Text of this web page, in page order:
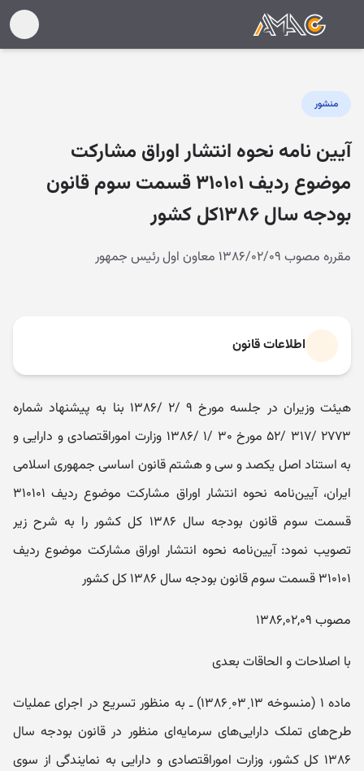
منشور
آیین نامه نحوه انتشار اوراق مشارکت
موضوع ردیف ۳۱۰۱۰۱ قسمت سوم قانون
بودجه سال ۱۳۸۶کل کشور
مقرره مصوب ۱۳۸۶/۰۲/۰۹ معاون اول رئیس جمهور
اطلاعات قانون
هیئت‌ وزیران در جلسه مورخ ۹ /۲ /۱۳۸۶ بنا به پیشنهاد شماره
۲۷۷۳ /۳۱۷ /۵۲ مورخ ۳۰ /۱ /۱۳۸۶ وزارت اموراقتصادی و دارایی و
به‌ استناد اصل یکصد و سی و هشتم قانون اساسی جمهوری اسلامی
ایران، آیین‌نامه نحوه انتشار اوراق مشارکت موضوع ردیف ۳۱۰۱۰۱
قسمت سوم قانون بودجه سال ۱۳۸۶ کل کشور را به شرح زیر
تصویب نمود: آیین‌نامه نحوه انتشار اوراق مشارکت موضوع ردیف
۳۱۰۱۰۱ قسمت سوم قانون بودجه سال ۱۳۸۶ کل کشور
مصوب ۱۳۸۶,۰۲,۰۹
با اصلاحات و الحاقات بعدی
ماده ۱ (منسوخه ۱۳ˏ۰۳ˏ۱۳۸۶) ـ به منظور تسریع در اجرای عملیات
طرح‌های تملک دارایی‌های سرمایه‌ای منظور در قانون بودجه سال
۱۳۸۶ کل کشور، وزارت اموراقتصادی و دارایی به نمایندگی از سوی